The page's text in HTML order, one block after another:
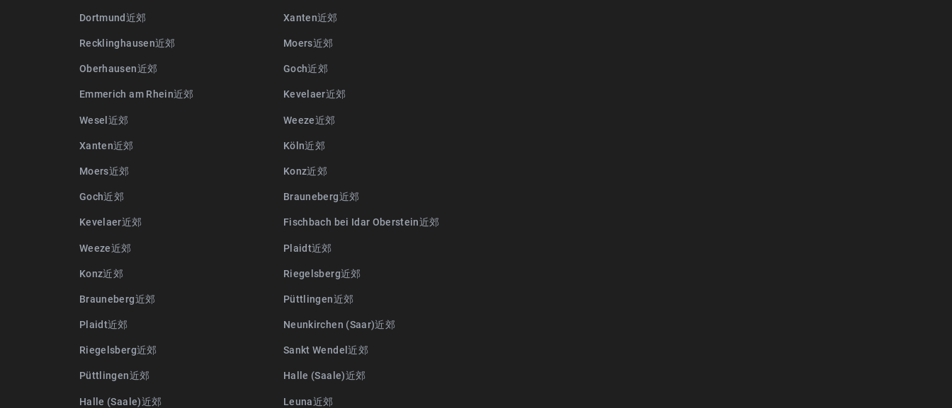
Dortmund近郊
Recklinghausen近郊
Oberhausen近郊
Emmerich am Rhein近郊
Wesel近郊
Xanten近郊
Moers近郊
Goch近郊
Kevelaer近郊
Weeze近郊
Konz近郊
Brauneberg近郊
Plaidt近郊
Riegelsberg近郊
Püttlingen近郊
Halle (Saale)近郊
Xanten近郊
Moers近郊
Goch近郊
Kevelaer近郊
Weeze近郊
Köln近郊
Konz近郊
Brauneberg近郊
Fischbach bei Idar Oberstein近郊
Plaidt近郊
Riegelsberg近郊
Püttlingen近郊
Neunkirchen (Saar)近郊
Sankt Wendel近郊
Halle (Saale)近郊
Leuna近郊